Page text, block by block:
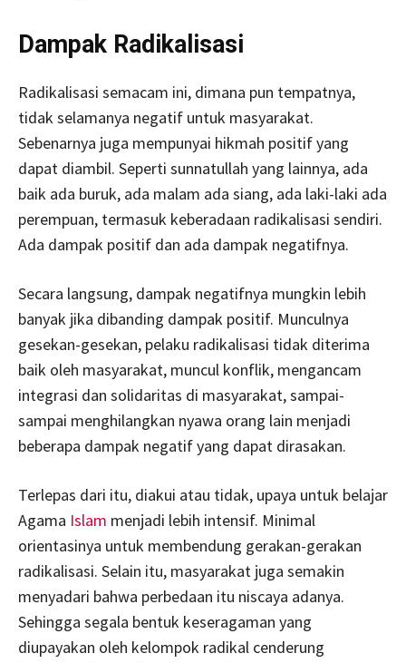
Dampak Radikalisasi
Radikalisasi semacam ini, dimana pun tempatnya,
tidak selamanya negatif untuk masyarakat.
Sebenarnya juga mempunyai hikmah positif yang
dapat diambil. Seperti sunnatullah yang lainnya, ada
baik ada buruk, ada malam ada siang, ada laki-laki ada
perempuan, termasuk keberadaan radikalisasi sendiri.
Ada dampak positif dan ada dampak negatifnya.
Secara langsung, dampak negatifnya mungkin lebih
banyak jika dibanding dampak positif. Munculnya
gesekan-gesekan, pelaku radikalisasi tidak diterima
baik oleh masyarakat, muncul konflik, mengancam
integrasi dan solidaritas di masyarakat, sampai-
sampai menghilangkan nyawa orang lain menjadi
beberapa dampak negatif yang dapat dirasakan.
Terlepas dari itu, diakui atau tidak, upaya untuk belajar
Agama Islam menjadi lebih intensif. Minimal
orientasinya untuk membendung gerakan-gerakan
radikalisasi. Selain itu, masyarakat juga semakin
menyadari bahwa perbedaan itu niscaya adanya.
Sehingga segala bentuk keseragaman yang
diupayakan oleh kelompok radikal cenderung